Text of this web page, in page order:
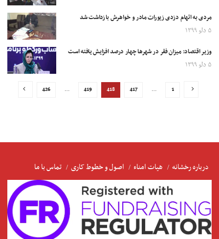
مردی به اتهام دزدی زیورات مادر و خواهرش بازداشت شد
۵ دلو ۱۳۹۹
وزیر اقتصاد: میزان فقر در شهرها چهار درصد افزایش یافته است
۵ دلو ۱۳۹۹
1
…
417
418
419
…
426
درباره رخشانه هیات امناء اصول و خطوط کاری تماس با ما